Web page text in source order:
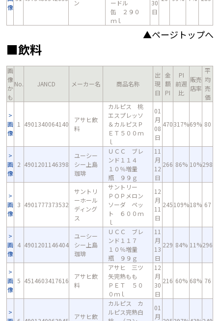
像
ン
ードル
缶 ２９０
ｍｌ
30
日
▲ページトップへ
■飲料
画
像
か
も
No. JANCD メーカー名 商品名称
出
現
日
金
額
PI
PI
前週
比
販売
店率
平
均
売
価
画
像
1 4901340064140
アサヒ飲
料
カルピス 桃
エスプレッソ
＆カルピスＰ
ＥＴ５００ｍ
ｌ
01
月
08
日
470317%69% 80
画
像
2 4901201146398
ユーシー
シー上島
珈琲
ＵＣＣ ブレ
ンド１１４
１０％増量
瓶 ９９ｇ
11
月
12
日
266 86% 10%298
画
像
3 4901777373532
サントリ
ーホール
ディング
ス
サントリー
ＰＯＰメロン
ソーダ ペッ
ト ６００ｍ
ｌ
12
月
11
日
245109%18% 67
画
像
4 4901201146404
ユーシー
シー上島
珈琲
ＵＣＣ ブレ
ンド１１７
１０％増量
瓶 ９９ｇ
11
月
13
日
229 84% 11%296
画
像
5 4514603417616
アサヒ飲
料
アサヒ 三ツ
矢完熟もも
ＰＥＴ ５０
０ｍｌ
12
月
30
日
216 60% 68% 76
アサヒ飲
カルピス カ
ルピス完熟白
01
月